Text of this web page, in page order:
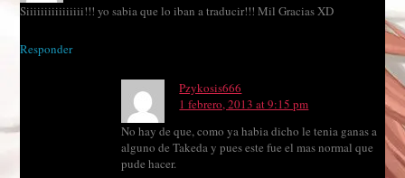
Siiiiiiiiiiiiiiii!!! yo sabia que lo iban a traducir!!! Mil Gracias XD
Responder
Pzykosis666
1 febrero, 2013 at 9:15 pm
No hay de que, como ya habia dicho le tenia ganas a
alguno de Takeda y pues este fue el mas normal que
pude hacer.